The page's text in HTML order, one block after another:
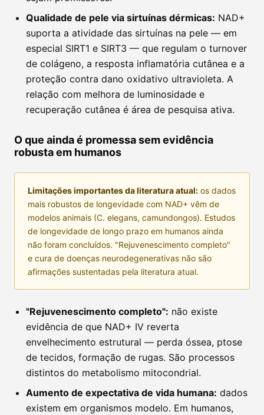
Qualidade de pele via sirtuínas dérmicas: NAD+
suporta a atividade das sirtuínas na pele — em
especial SIRT1 e SIRT3 — que regulam o turnover
de colágeno, a resposta inflamatória cutânea e a
proteção contra dano oxidativo ultravioleta. A
relação com melhora de luminosidade e
recuperação cutânea é área de pesquisa ativa.
O que ainda é promessa sem evidência
robusta em humanos
Limitações importantes da literatura atual: os dados
mais robustos de longevidade com NAD+ vêm de
modelos animais (C. elegans, camundongos). Estudos
de longevidade de longo prazo em humanos ainda
não foram concluídos. "Rejuvenescimento completo"
e cura de doenças neurodegenerativas não são
afirmações sustentadas pela literatura atual.
"Rejuvenescimento completo": não existe
evidência de que NAD+ IV reverta
envelhecimento estrutural — perda óssea, ptose
de tecidos, formação de rugas. São processos
distintos do metabolismo mitocondrial.
Aumento de expectativa de vida humana: dados
existem em organismos modelo. Em humanos,